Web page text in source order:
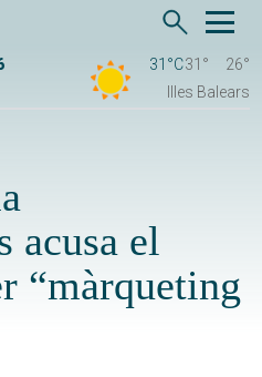
31°C31°
26°
Illes Balears
acusa el
“màrqueting